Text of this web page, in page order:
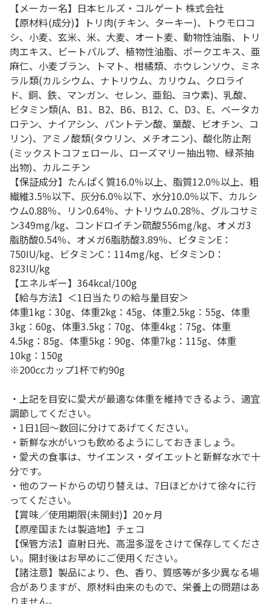
【メーカー名】日本ヒルズ・コルゲート 株式会社
【原材料(成分)】トリ肉(チキン、ターキー)、トウモロコ
シ、小麦、玄米、米、大麦、オート麦、動物性油脂、トリ
肉エキス、ビートパルプ、植物性油脂、ポークエキス、亜
麻仁、小麦ブラン、トマト、柑橘類、ホウレンソウ、ミネ
ラル類(カルシウム、ナトリウム、カリウム、クロライ
ド、銅、鉄、マンガン、セレン、亜鉛、ヨウ素)、乳酸、
ビタミン類(A、B1、B2、B6、B12、C、D3、E、ベータカ
ロテン、ナイアシン、パントテン酸、葉酸、ビオチン、コ
リン)、アミノ酸類(タウリン、メチオニン)、酸化防止剤
(ミックストコフェロール、ローズマリー抽出物、緑茶抽
出物)、カルニチン
【保証成分】たんぱく質16.0％以上、脂質12.0％以上、粗
繊維3.5％以下、灰分6.0％以下、水分10.0％以下、カルシ
ウム0.88％、リン0.64％、ナトリウム0.28％、グルコサミ
ン349mg/kg、コンドロイチン硫酸556mg/kg、オメガ3
脂肪酸0.54％、オメガ6脂肪酸3.89％、ビタミンE：
750IU/kg、ビタミンC：114mg/kg、ビタミンD：
823IU/kg
【エネルギー】364kcal/100g
【給与方法】＜1日当たりの給与量目安＞
体重1kg：30g、体重2kg：45g、体重2.5kg：55g、体重
3kg：60g、体重3.5kg：70g、体重4kg：75g、体重
4.5kg：85g、体重5kg：90g、体重7kg：115g、体重
10kg：150g
※200ccカップ1杯で約90g
・上記を目安に愛犬が最適な体重を維持できるよう、適宜
調節してください。
・1日1回～数回に分けてあげてください。
・新鮮な水がいつも飲めるようにしておきましょう。
・愛犬の食事は、サイエンス・ダイエットと新鮮な水で十
分です。
・他のフードからの切り替えは、7日ほどかけて徐々に行
ってください。
【賞味／使用期限(未開封)】20ヶ月
【原産国または製造地】チェコ
【保管方法】直射日光、高温多湿をさけて保存してくださ
い。開封後はお早めにご使用ください。
【諸注意】製品により、色、香り、質感等が多少異なる場
合がありますが、原材料由来のもので、栄養上の問題はあ
りません。